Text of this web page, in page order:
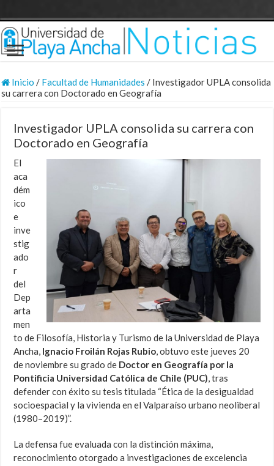
Inicio / Facultad de Humanidades / Investigador UPLA consolida
su carrera con Doctorado en Geografía
Investigador UPLA consolida su carrera con
Doctorado en Geografía
El
aca
dém
ico
e
inve
stig
ado
r
del
Dep
arta
men
to de Filosofía, Historia y Turismo de la Universidad de Playa
Ancha, Ignacio Froilán Rojas Rubio, obtuvo este jueves 20
de noviembre su grado de Doctor en Geografía por la
Pontificia Universidad Católica de Chile (PUC), tras
defender con éxito su tesis titulada “Ética de la desigualdad
socioespacial y la vivienda en el Valparaíso urbano neoliberal
(1980–2019)”.
La defensa fue evaluada con la distinción máxima,
reconocimiento otorgado a investigaciones de excelencia